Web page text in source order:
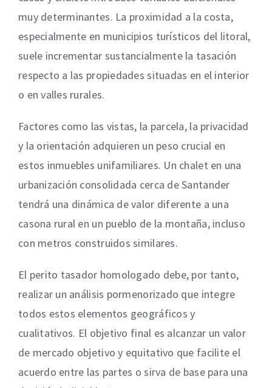
muy determinantes. La proximidad a la costa,
especialmente en municipios turísticos del litoral,
suele incrementar sustancialmente la tasación
respecto a las propiedades situadas en el interior
o en valles rurales.
Factores como las vistas, la parcela, la privacidad
y la orientación adquieren un peso crucial en
estos inmuebles unifamiliares. Un chalet en una
urbanización consolidada cerca de Santander
tendrá una dinámica de valor diferente a una
casona rural en un pueblo de la montaña, incluso
con metros construidos similares.
El perito tasador homologado debe, por tanto,
realizar un análisis pormenorizado que integre
todos estos elementos geográficos y
cualitativos. El objetivo final es alcanzar un valor
de mercado objetivo y equitativo que facilite el
acuerdo entre las partes o sirva de base para una